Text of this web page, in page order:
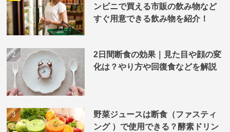
ンビニで買える市販の飲み物など
すぐ用意できる飲み物を紹介！
2日間断食の効果｜見た目や顔の変
化は？やり方や回復食などを解説
野菜ジュースは断食（ファスティ
ング ）で使用できる？酵素ドリン